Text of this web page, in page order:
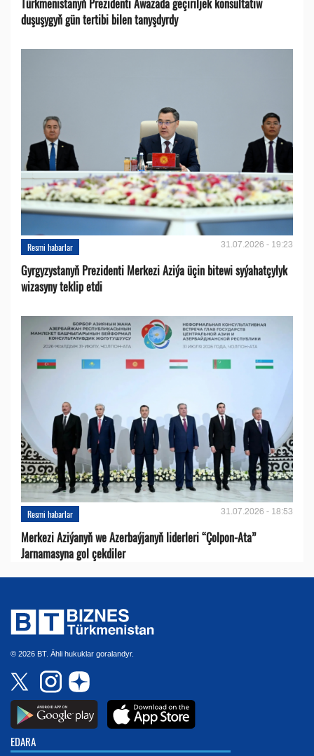
Türkmenistanyň Prezidenti Awazada geçiriljek konsultatiw
duşuşygyň gün tertibi bilen tanyşdyrdy
Resmi habarlar 31.07.2026 - 19:23
Gyrgyzystanyň Prezidenti Merkezi Aziýa üçin bitewi syýahatçylyk
wizasyny teklip etdi
Resmi habarlar 31.07.2026 - 18:53
Merkezi Aziýanyň we Azerbaýjanyň liderleri “Çolpon-Ata”
Jarnamasyna gol çekdiler
© 2026 BT. Ähli hukuklar goralandyr.
EDARA